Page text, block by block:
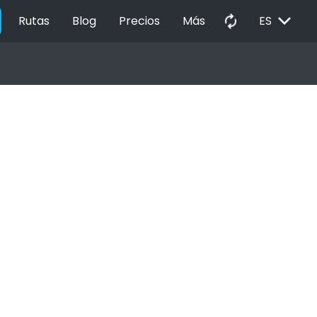
Rutas Blog Precios Más autorenew ES EXPAND_MORE